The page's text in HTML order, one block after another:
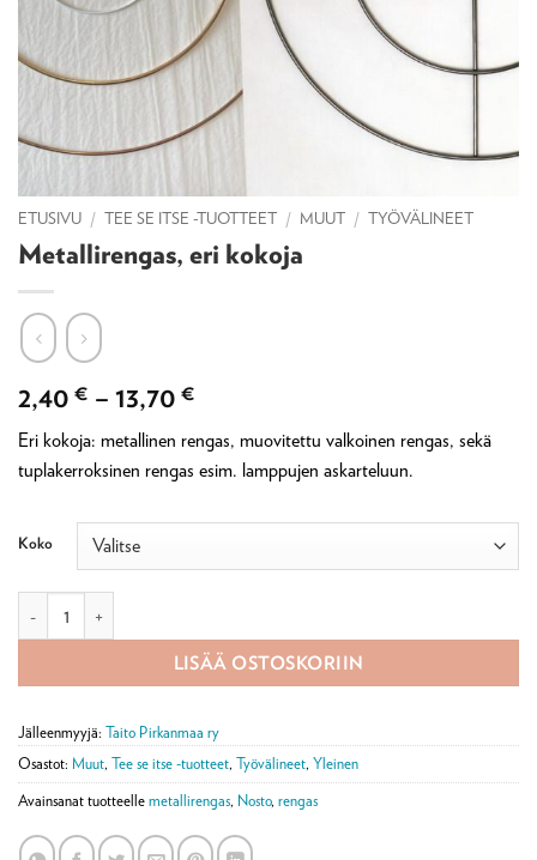
ETUSIVU / TEE SE ITSE -TUOTTEET / MUUT / TYÖVÄLINEET
Metallirengas, eri kokoja
2,40 € – 13,70 €
-
13,70 €
Eri kokoja: metallinen rengas, muovitettu valkoinen rengas, sekä
tuplakerroksinen rengas esim. lamppujen askarteluun.
Koko
LISÄÄ OSTOSKORIIN
Jälleenmyyjä: Taito Pirkanmaa ry
Osastot: Muut, Tee se itse -tuotteet, Työvälineet, Yleinen
Avainsanat tuotteelle metallirengas, Nosto, rengas